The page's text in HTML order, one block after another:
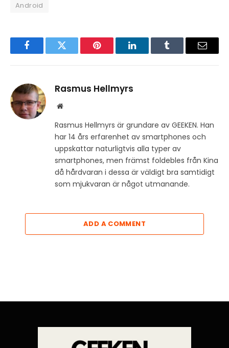
Android
FacebookTwitter Pinterest LinkedInTumblr Email
Rasmus Hellmyrs
Website
Rasmus Hellmyrs är grundare av GEEKEN. Han
har 14 års erfarenhet av smartphones och
uppskattar naturligtvis alla typer av
smartphones, men främst foldebles från Kina
då hårdvaran i dessa är väldigt bra samtidigt
som mjukvaran är något utmanande.
ADD A COMMENT